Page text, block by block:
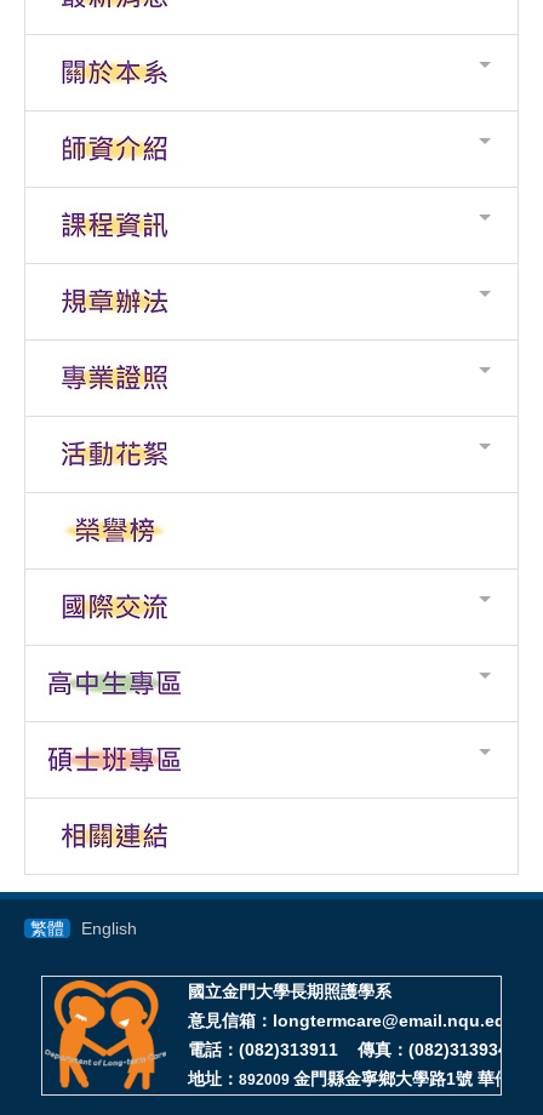
繁體 English
國立金門大學長期照護學系
意見信箱：longtermcare@email.nqu.edu.tw
電話：(082)313911 傳真：(082)313934
地址： 892009 金門縣金寧鄉大學路1號 華僑大